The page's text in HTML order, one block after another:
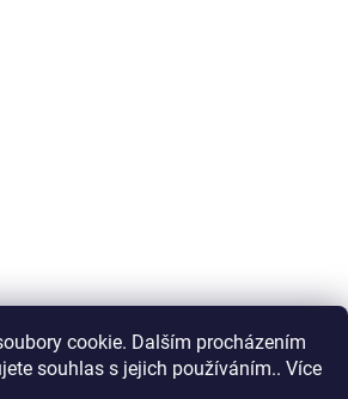
cookie. Dalším procházením
souhlas s jejich používáním.. Více